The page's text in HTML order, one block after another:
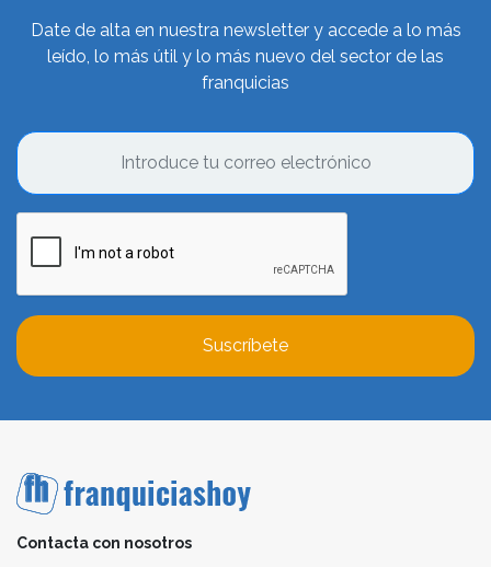
Date de alta en nuestra newsletter y accede a lo más
leído, lo más útil y lo más nuevo del sector de las
franquicias
Suscríbete
Contacta con nosotros